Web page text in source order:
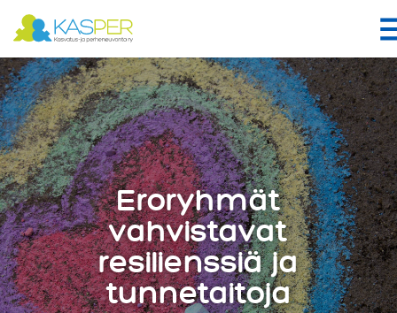
Suomen Kasper ry
Eroryhmät
vahvistavat
resilienssiä ja
tunnetaitoja